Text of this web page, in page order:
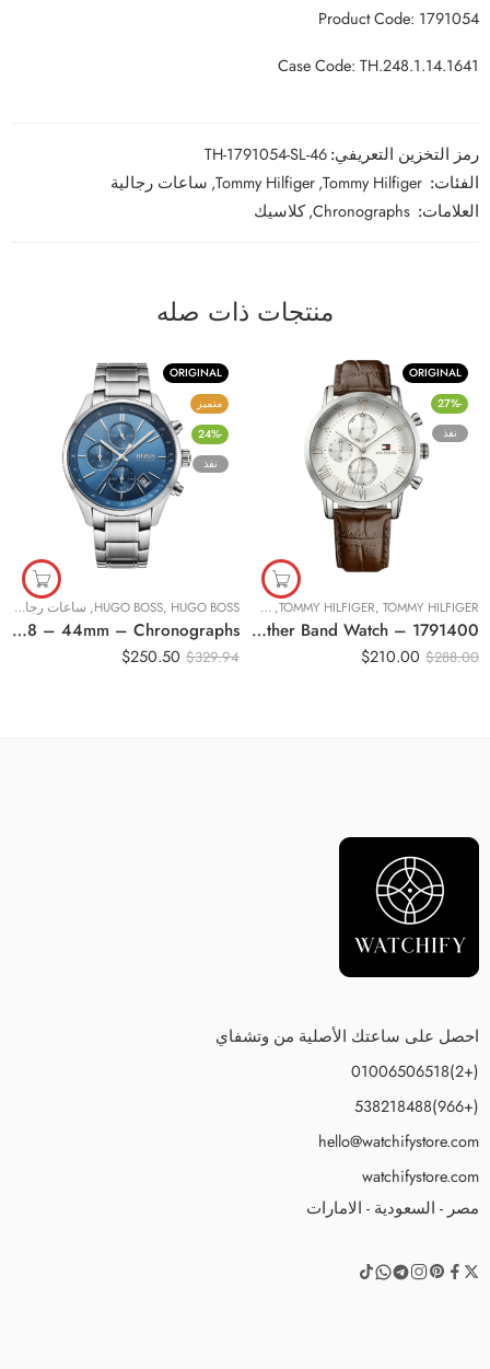
Product Code: 1791054
Case Code: TH.248.1.14.1641
رمز التخزين التعريفي:TH-1791054-SL-46
الفئات: Tommy Hilfiger
,
Tommy Hilfiger
, ساعات رجالية
العلامات: Chronographs
,كلاسيك
منتجات ذات صله
ORIGINAL
-27%
نفذ
TOMMY HILFIGER, TOMMY HILFIGER
, ساعات رجالية
Original Tommy Hilfiger Men’s White Dial with Brown Leather Band Watch – 1791400
$288.00
$210.00
ORIGINAL
متميز
-24%
نفذ
HUGO BOSS, HUGO BOSS
, ساعات رجالية
Original BOSS hugo Grand Prix Men’s Blue Dial Stainless Steel Band Watch – 1513478 – 44mm – Chronographs
$329.94
$250.50
احصل على ساعتك الأصلية من وتشفاي
(+2)01006506518
(+966)538218488
hello@watchifystore.com
watchifystore.com
مصر - السعودية - الامارات